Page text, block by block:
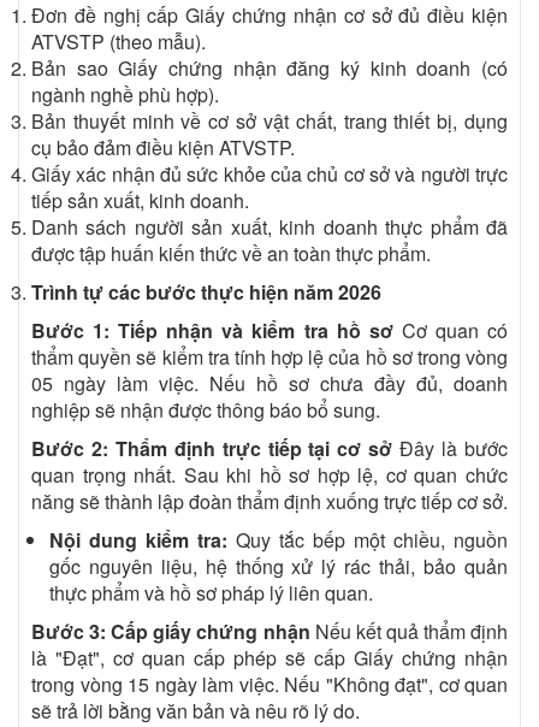
Đơn đề nghị cấp Giấy chứng nhận cơ sở đủ điều kiện
ATVSTP (theo mẫu).
Bản sao Giấy chứng nhận đăng ký kinh doanh (có
ngành nghề phù hợp).
Bản thuyết minh về cơ sở vật chất, trang thiết bị, dụng
cụ bảo đảm điều kiện ATVSTP.
Giấy xác nhận đủ sức khỏe của chủ cơ sở và người trực
tiếp sản xuất, kinh doanh.
Danh sách người sản xuất, kinh doanh thực phẩm đã
được tập huấn kiến thức về an toàn thực phẩm.
Trình tự các bước thực hiện năm 2026
Bước 1: Tiếp nhận và kiểm tra hồ sơCơ quan có
thẩm quyền sẽ kiểm tra tính hợp lệ của hồ sơ trong vòng
05 ngày làm việc. Nếu hồ sơ chưa đầy đủ, doanh
nghiệp sẽ nhận được thông báo bổ sung.
Bước 2: Thẩm định trực tiếp tại cơ sở Đây là bước
quan trọng nhất. Sau khi hồ sơ hợp lệ, cơ quan chức
năng sẽ thành lập đoàn thẩm định xuống trực tiếp cơ sở.
Nội dung kiểm tra: Quy tắc bếp một chiều, nguồn
gốc nguyên liệu, hệ thống xử lý rác thải, bảo quản
thực phẩm và hồ sơ pháp lý liên quan.
Bước 3: Cấp giấy chứng nhận Nếu kết quả thẩm định
là "Đạt", cơ quan cấp phép sẽ cấp Giấy chứng nhận
trong vòng 15 ngày làm việc. Nếu "Không đạt", cơ quan
sẽ trả lời bằng văn bản và nêu rõ lý do.